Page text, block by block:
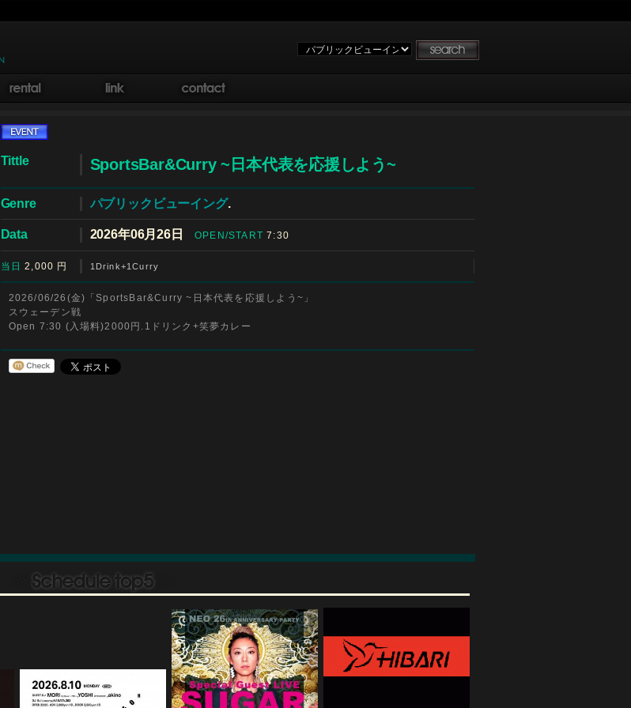
Tittle SportsBar&Curry ~日本代表を応援しよう~
Genre パブリックビューイング.
Data 2026年06月26日 OPEN/START 7:30
当日 2,000 円 1Drink+1Curry
2026/06/26(金)「SportsBar&Curry ~日本代表を応援しよう~」
スウェーデン戦
Open 7:30 (入場料)2000円.1ドリンク+笑夢カレー